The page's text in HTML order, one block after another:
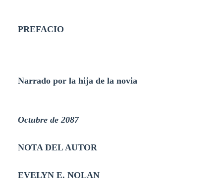
PREFACIO
Narrado por la hija de la novia
Octubre de 2087
NOTA DEL AUTOR
EVELYN E. NOLAN